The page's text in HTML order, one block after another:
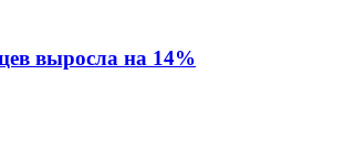
выросла на 14%